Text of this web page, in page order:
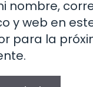
nombre,
y web en
para la